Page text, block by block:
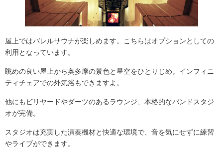
屋上ではバレルサウナが楽しめます。こちらはオプションとしての
利用となっています。
眺めの良い屋上から奥多摩の景色と星空をひとりじめ。インフィニ
ティチェアでの外気浴もできますよ。
他にもビリヤードやダーツのあるラウンジ、本格的なバンドスタジ
オが完備。
スタジオは充実した演奏機材と快適な環境で、音を気にせずに練習
やライブができます。